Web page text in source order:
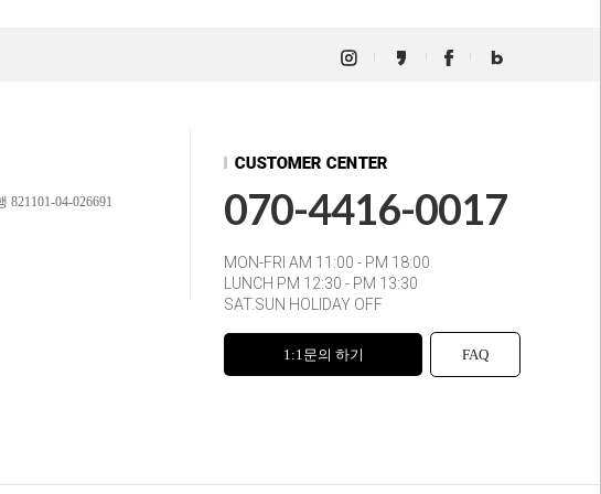
821101-04-026691 070-4416-0017
MON-FRI AM 11:00 - PM 18:00
LUNCH PM 12:30 - PM 13:30
SAT.SUN HOLIDAY OFF
1:1문의 하기 FAQ